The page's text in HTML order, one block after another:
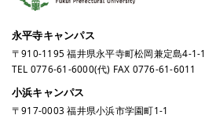
永平寺キャンパス
〒910-1195 福井県永平寺町松岡兼定島4-1-1
TEL 0776-61-6000(代) FAX 0776-61-6011
小浜キャンパス
〒917-0003 福井県小浜市学園町1-1